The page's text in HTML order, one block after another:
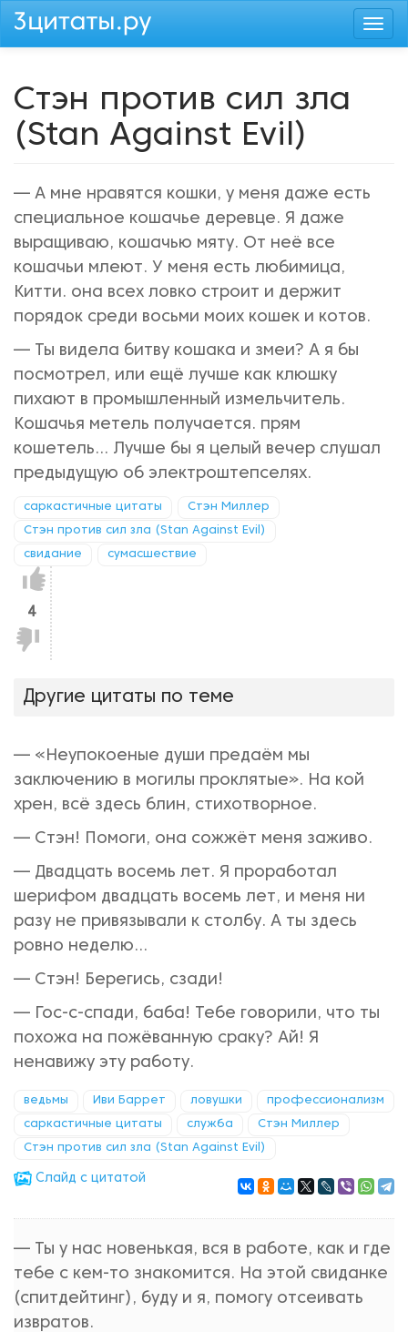
Перейти
Стэн против сил зла
(Stan Against Evil)
— А мне нравятся кошки, у меня даже есть
специальное кошачье деревце. Я даже
выращиваю, кошачью мяту. От неё все
кошачьи млеют. У меня есть любимица,
Китти. она всех ловко строит и держит
порядок среди восьми моих кошек и котов.
— Ты видела битву кошака и змеи? А я бы
посмотрел, или ещё лучше как клюшку
пихают в промышленный измельчитель.
Кошачья метель получается. прям
кошетель... Лучше бы я целый вечер слушал
предыдущую об электроштепселях.
саркастичные цитаты Стэн Миллер
Стэн против сил зла (Stan Against Evil)
свидание сумасшествие
Нравится!
4
Не
нравится!
Другие цитаты по теме
— «Неупокоеные души предаём мы
заключению в могилы проклятые». На кой
хрен, всё здесь блин, стихотворное.
— Стэн! Помоги, она сожжёт меня заживо.
— Двадцать восемь лет. Я проработал
шерифом двадцать восемь лет, и меня ни
разу не привязывали к столбу. А ты здесь
ровно неделю...
— Стэн! Берегись, сзади!
— Гос-с-спади, баба! Тебе говорили, что ты
похожа на пожёванную сраку? Ай! Я
ненавижу эту работу.
ведьмы Иви Баррет ловушки профессионализм
саркастичные цитаты служба Стэн Миллер
Стэн против сил зла (Stan Against Evil)
Cлайд с цитатой
— Ты у нас новенькая, вся в работе, как и где
тебе с кем-то знакомится. На этой свиданке
(спитдейтинг), буду и я, помогу отсеивать
извратов.